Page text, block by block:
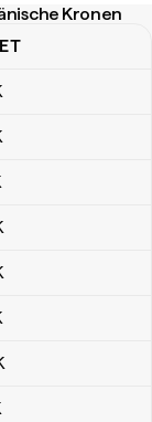
Kronen
Kronen